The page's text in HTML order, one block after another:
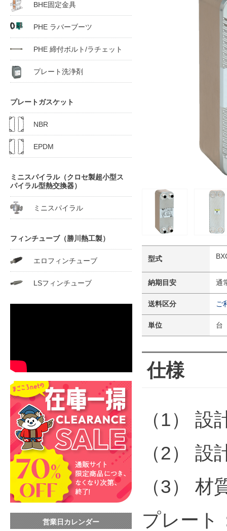
型式
納期目安 通
送料区分 ご
単位 台
仕様
（1） 設
（2）
（3） 材
プレート
BHE固定金具
PHE ラバーブーツ
PHE 締付ボルト/ラチェット
プレート洗浄剤
プレートガスケット
NBR
EPDM
ミニスパイラル（クロセ製超小型ス
パイラル型熱交換器）
ミニスパイラル
フィンチューブ（勝川熱工製）
エロフィンチューブ
LSフィンチューブ
営業日カレンダー